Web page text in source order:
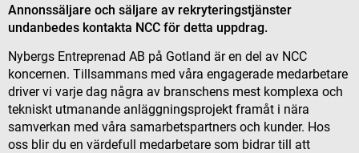
Annonssäljare och säljare av rekryteringstjänster
undanbedes kontakta NCC för detta uppdrag.
Nybergs Entreprenad AB på Gotland är en del av NCC
koncernen. Tillsammans med våra engagerade medarbetare
driver vi varje dag några av branschens mest komplexa och
tekniskt utmanande anläggningsprojekt framåt i nära
samverkan med våra samarbetspartners och kunder. Hos
oss blir du en värdefull medarbetare som bidrar till att